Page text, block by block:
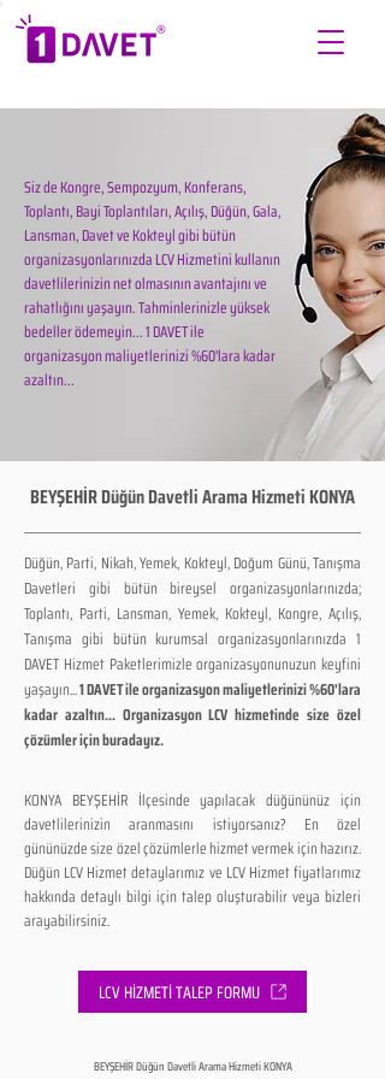
Siz de Kongre, Sempozyum, Konferans,
Toplantı, Bayi Toplantıları, Açılış, Düğün, Gala,
Lansman, Davet ve Kokteyl gibi bütün
organizasyonlarınızda LCV Hizmetini kullanın
davetlilerinizin net olmasının avantajını ve
rahatlığını yaşayın. Tahminlerinizle yüksek
bedeller ödemeyin... 1 DAVET ile
organizasyon maliyetlerinizi %60'lara kadar
azaltın...
BEYŞEHİR Düğün Davetli Arama Hizmeti KONYA
Düğün, Parti, Nikah, Yemek, Kokteyl, Doğum Günü, Tanışma
Davetleri gibi bütün bireysel organizasyonlarınızda;
Toplantı, Parti, Lansman, Yemek, Kokteyl, Kongre, Açılış,
Tanışma gibi bütün kurumsal organizasyonlarınızda 1
DAVET Hizmet Paketlerimizle organizasyonunuzun keyfini
yaşayın...1 DAVET ile organizasyon maliyetlerinizi %60'lara
kadar azaltın... Organizasyon LCV hizmetinde size özel
çözümler için buradayız.
KONYA BEYŞEHİR İlçesinde yapılacak düğününüz için
davetlilerinizin aranmasını istiyorsanız? En özel
gününüzde size özel çözümlerle hizmet vermek için hazırız.
Düğün LCV Hizmet detaylarımız ve LCV Hizmet fiyatlarımız
hakkında detaylı bilgi için talep oluşturabilir veya bizleri
arayabilirsiniz.
LCV HİZMETİ TALEP FORMU
BEYŞEHİR Düğün Davetli Arama Hizmeti KONYA